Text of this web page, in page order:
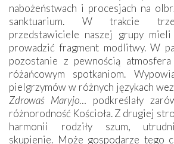
nabożeństwach i procesjach na
sanktuarium. W trakcie
przedstawiciele naszej grupy mieli
prowadzić fragment modlitwy. W
pozostanie z pewnością
różańcowym spotkaniom.
pielgrzymów w różnych językach
Zdrowaś Maryjo… podkreślały
różnorodność Kościoła. Z drugiej
harmonii rodziły szum,
skupienie. Może gospodarze tego